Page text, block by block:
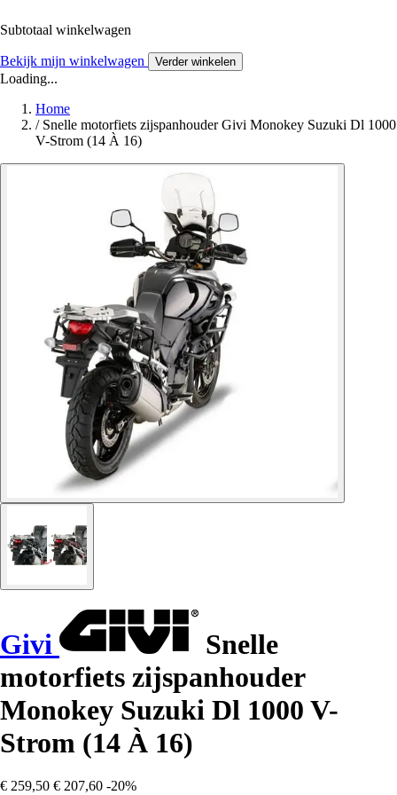
Subtotaal winkelwagen
Bekijk mijn winkelwagen Verder winkelen
Loading...
Home
/ Snelle motorfiets zijspanhouder Givi Monokey Suzuki Dl 1000
V-Strom (14 À 16)
Givi
Snelle
motorfiets zijspanhouder
Monokey Suzuki Dl 1000 V-
Strom (14 À 16)
€ 259,50 € 207,60 -20%